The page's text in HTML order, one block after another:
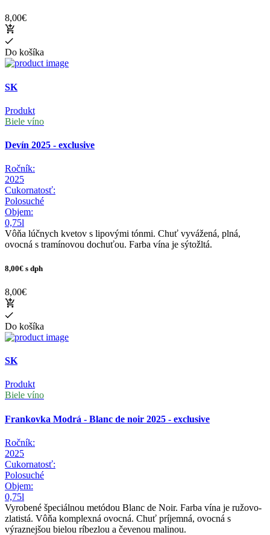
8,00€
Do košíka
SK
Produkt
Biele víno
Devín 2025 - exclusive
Ročník:
2025
Cukornatosť:
Polosuché
Objem:
0,75l
Vôňa lúčnych kvetov s lipovými tónmi. Chuť vyvážená, plná,
ovocná s tramínovou dochuťou. Farba vína je sýtožltá.
8,00€ s dph
8,00€
Do košíka
SK
Produkt
Biele víno
Frankovka Modrá - Blanc de noir 2025 - exclusive
Ročník:
2025
Cukornatosť:
Polosuché
Objem:
0,75l
Vyrobené špeciálnou metódou Blanc de Noir. Farba vína je ružovo-
zlatistá. Vôňa komplexná ovocná. Chuť príjemná, ovocná s
výraznejšou bielou ríbezlou a čevenou malinou.